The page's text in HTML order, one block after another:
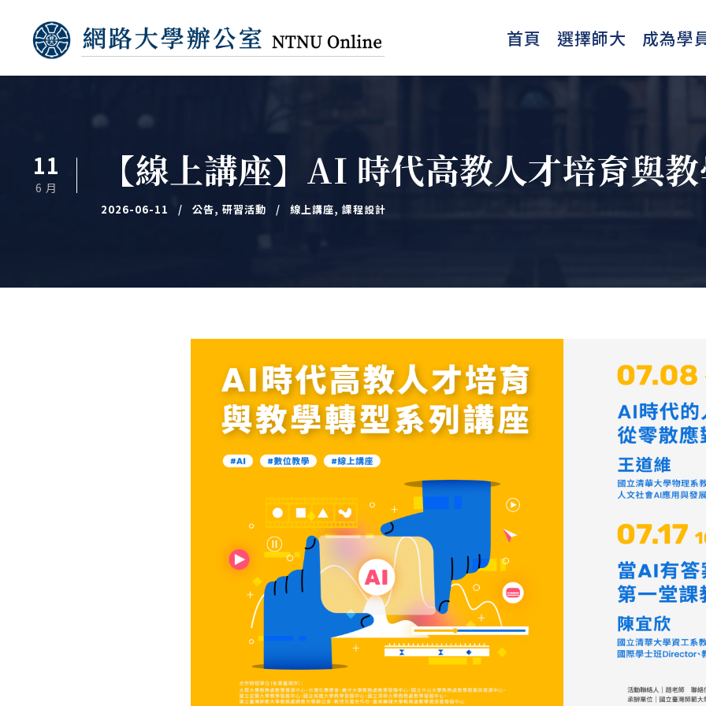
首頁 選擇師大 成為學
11
6 月 【線上講座】AI 時代高教人才培育與
2026-06-11 公告, 研習活動 線上講座, 課程設計